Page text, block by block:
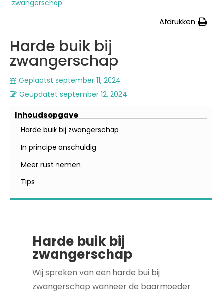
zwangerschap
Afdrukken
Harde buik bij
zwangerschap
Geplaatst september 11, 2024
Geüpdatet september 12, 2024
Inhoudsopgave
Harde buik bij zwangerschap
In principe onschuldig
Meer rust nemen
Tips
Harde buik bij
zwangerschap
Wij spreken van een harde bui bij
zwangerschap wanneer de baarmoeder